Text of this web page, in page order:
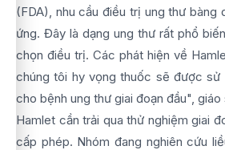
(FDA), nhu cầu điều trị ung thư bàng
ứng. Đây là dạng ung thư rất phổ
chọn điều trị. Các phát hiện về
chúng tôi hy vọng thuốc sẽ được sử
cho bệnh ung thư giai đoạn đầu", giáo
Hamlet cần trải qua thử nghiệm giai
cấp phép. Nhóm đang nghiên cứu